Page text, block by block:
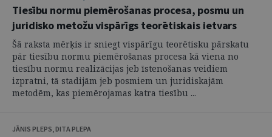
Tiesību normu piemērošanas procesa, posmu un
juridisko metožu vispārīgs teorētiskais ietvars
Šā raksta mērķis ir sniegt vispārīgu teorētisku pārskatu
pār tiesību normu piemērošanas procesa kā viena no
tiesību normu realizācijas jeb īstenošanas veidiem
izpratni, tā stadijām jeb posmiem un juridiskajām
metodēm, kas piemērojamas katra tiesību ...
JĀNIS PLEPS, DITA PLEPA